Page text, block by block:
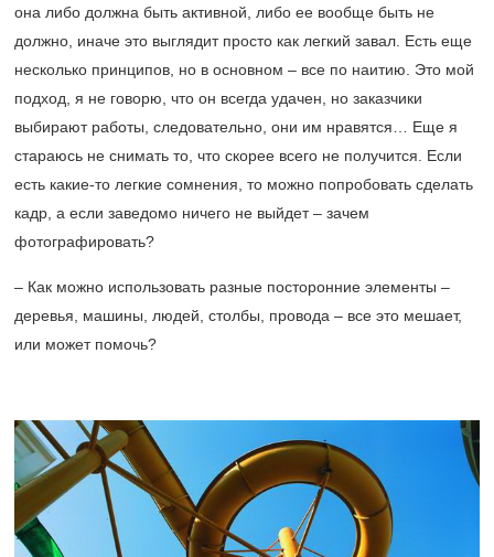
она либо должна быть активной, либо ее вообще быть не
должно, иначе это выглядит просто как легкий завал. Есть еще
несколько принципов, но в основном – все по наитию. Это мой
подход, я не говорю, что он всегда удачен, но заказчики
выбирают работы, следовательно, они им нравятся… Еще я
стараюсь не снимать то, что скорее всего не получится. Если
есть какие-то легкие сомнения, то можно попробовать сделать
кадр, а если заведомо ничего не выйдет – зачем
фотографировать?
– Как можно использовать разные посторонние элементы –
деревья, машины, людей, столбы, провода – все это мешает,
или может помочь?